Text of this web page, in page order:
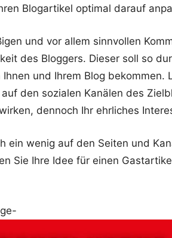
Blogartikel optimal darauf
und vor allem sinnvollen
des Bloggers. Dieser soll so
Ihnen und Ihrem Blog bekommen.
den sozialen Kanälen des
dennoch Ihr ehrliches
ein wenig auf den Seiten und
Sie Ihre Idee für einen